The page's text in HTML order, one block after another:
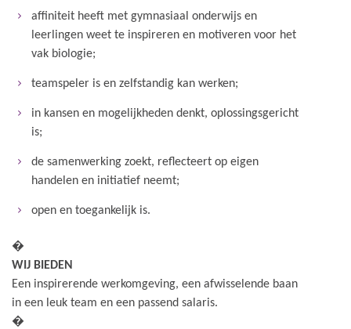
affiniteit heeft met gymnasiaal onderwijs en
leerlingen weet te inspireren en motiveren voor het
vak biologie;
teamspeler is en zelfstandig kan werken;
in kansen en mogelijkheden denkt, oplossingsgericht
is;
de samenwerking zoekt, reflecteert op eigen
handelen en initiatief neemt;
open en toegankelijk is.
�
WIJ BIEDEN
Een inspirerende werkomgeving, een afwisselende baan
in een leuk team en een passend salaris.
�